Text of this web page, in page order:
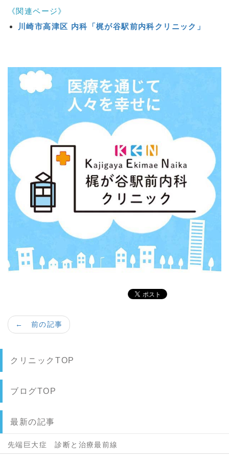
《関連ページ》
川崎市高津区 内科「梶が谷駅前内科クリニック」
← 前の記事
クリニックTOP
ブログTOP
最新の記事
先端巨大症 診断と治療最前線